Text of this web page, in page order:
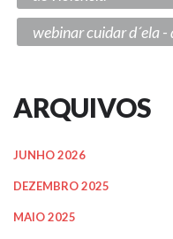
webinar cuidar d´ela
ARQUIVOS
JUNHO 2026
DEZEMBRO 2025
MAIO 2025